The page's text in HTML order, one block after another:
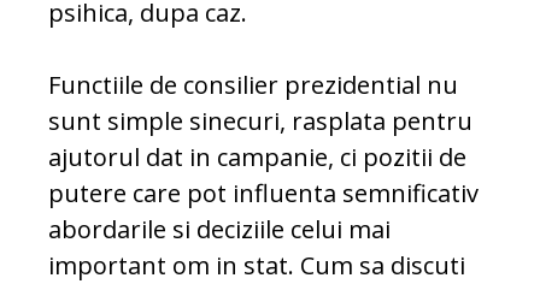
psihica, dupa caz.
Functiile de consilier prezidential nu
sunt simple sinecuri, rasplata pentru
ajutorul dat in campanie, ci pozitii de
putere care pot influenta semnificativ
abordarile si deciziile celui mai
important om in stat. Cum sa discuti